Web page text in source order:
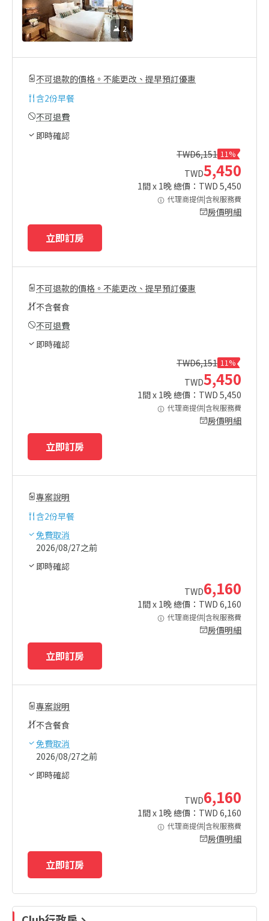
2
不可退款的價格。不能更改、提早預訂優惠
含2份早餐
不可退費
即時確認
TWD6,151 11%
TWD5,450
1間 x 1晚 總價：TWD 5,450
代理商提供|含稅服務費
房價明細
立即訂房
不可退款的價格。不能更改、提早預訂優惠
不含餐食
不可退費
即時確認
TWD6,151 11%
TWD5,450
1間 x 1晚 總價：TWD 5,450
代理商提供|含稅服務費
房價明細
立即訂房
專案說明
含2份早餐
免費取消
2026/08/27之前
即時確認
TWD6,160
1間 x 1晚 總價：TWD 6,160
代理商提供|含稅服務費
房價明細
立即訂房
專案說明
不含餐食
免費取消
2026/08/27之前
即時確認
TWD6,160
1間 x 1晚 總價：TWD 6,160
代理商提供|含稅服務費
房價明細
立即訂房